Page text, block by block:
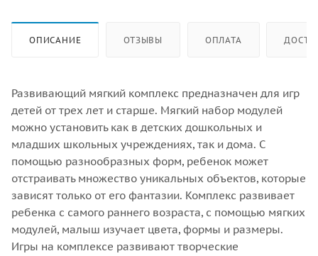
ОПИСАНИЕ ОТЗЫВЫ ОПЛАТА
Развивающий мягкий комплекс предназначен для игр
детей от трех лет и старше. Мягкий набор модулей
можно установить как в детских дошкольных и
младших школьных учреждениях, так и дома. С
помощью разнообразных форм, ребенок может
отстраивать множество уникальных объектов, которые
зависят только от его фантазии. Комплекс развивает
ребенка с самого раннего возраста, с помощью мягких
модулей, малыш изучает цвета, формы и размеры.
Игры на комплексе развивают творческие